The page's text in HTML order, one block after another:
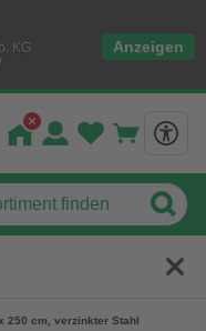
KG
Anzeigen
250 cm, verzinkter Stahl